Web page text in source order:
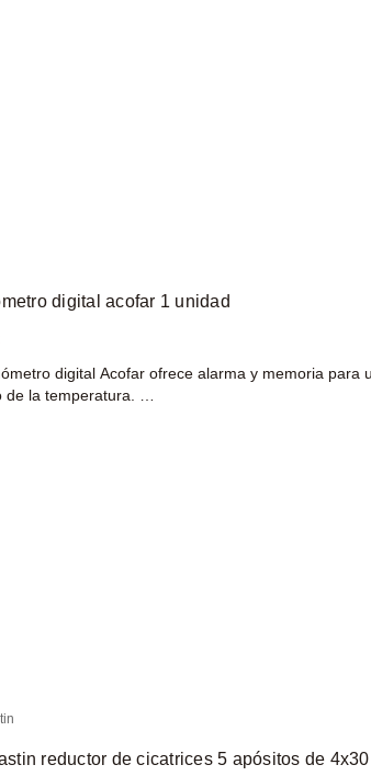
digital acofar 1 unidad
digital Acofar ofrece alarma y memoria para
de la temperatura. …
reductor de cicatrices 5 apósitos de